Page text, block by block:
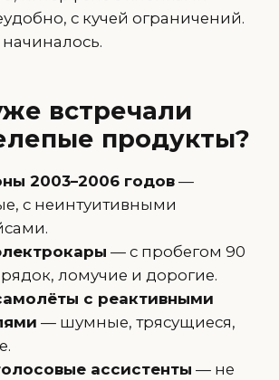
с кучей ограничений.
начиналось.
встречали
продукты?
2003–2006 годов —
с неинтуитивными
— с пробегом 90
ломучие и дорогие.
с реактивными
— шумные, трясущиеся,
ассистенты — не